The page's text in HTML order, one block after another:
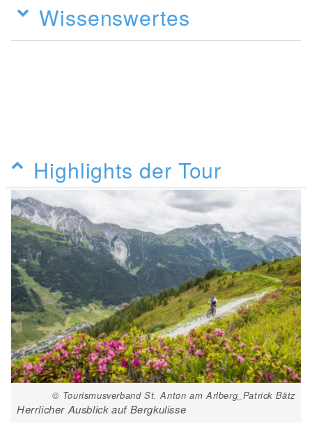
Wissenswertes
Highlights der Tour
© Tourismusverband St. Anton am Arlberg_Patrick Bätz
Herrlicher Ausblick auf Bergkulisse